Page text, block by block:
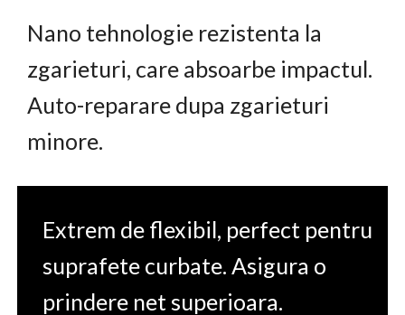
Nano tehnologie rezistenta la
zgarieturi, care absoarbe impactul.
Auto-reparare dupa zgarieturi
minore.
Extrem de flexibil, perfect pentru
suprafete curbate. Asigura o
prindere net superioara.